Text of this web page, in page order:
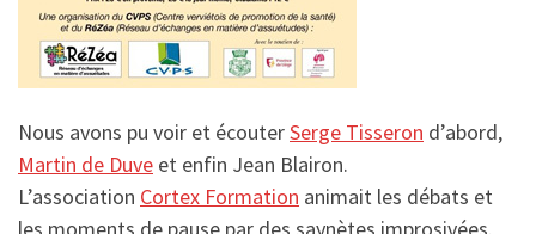
Nous avons pu voir et écouterSerge Tisseron d’abord,
Martin de Duve et enfin Jean Blairon.
L’association Cortex Formation animait les débats et
les moments de pause par des saynètes improsivées.